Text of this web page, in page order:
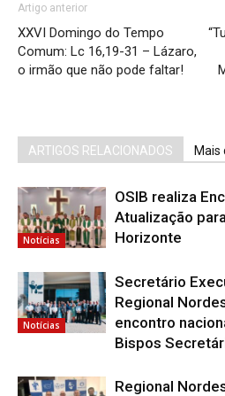
Artigo anterior
XXVI Domingo do Tempo
Comum: Lc 16,19-31 – Lázaro,
o irmão que não pode faltar!
ARTIGOS RELACIONADOS Mais
Notícias
OSIB realiza
Atualização
Horizonte
Notícias
Secretário
Regional
encontro
Bispos
Regional